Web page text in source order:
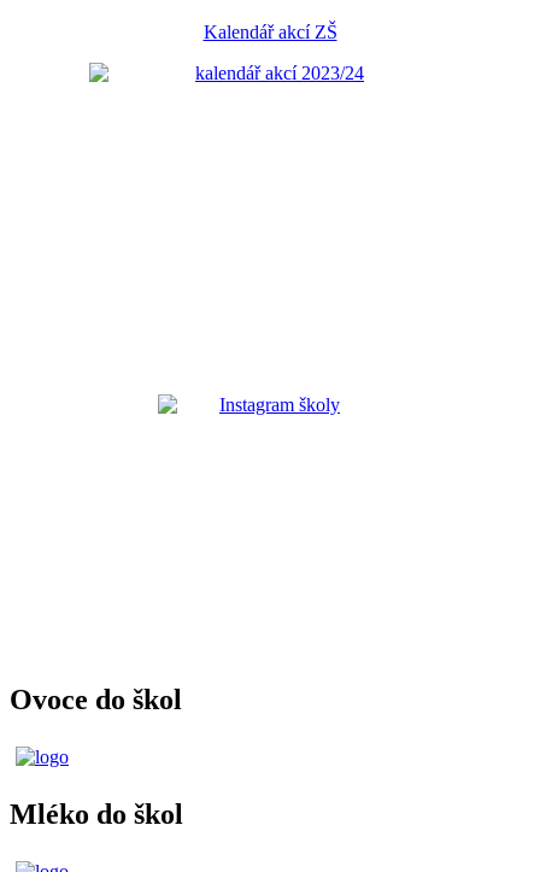
Kalendář akcí ZŠ
Ovoce do škol
Mléko do škol